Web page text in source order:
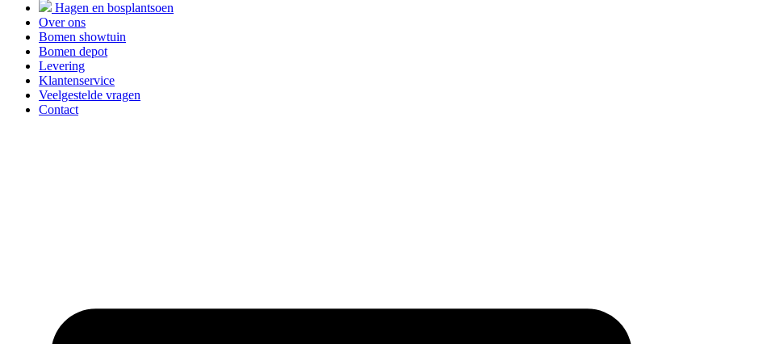
Hagen en bosplantsoen
Over ons
Bomen showtuin
Bomen depot
Levering
Klantenservice
Veelgestelde vragen
Contact